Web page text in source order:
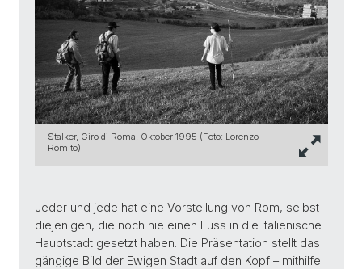
Stalker, Giro di Roma, Oktober 1995 (Foto: Lorenzo
Romito)
Jeder und jede hat eine Vorstellung von Rom, selbst
diejenigen, die noch nie einen Fuss in die italienische
Hauptstadt gesetzt haben. Die Präsentation stellt das
gängige Bild der Ewigen Stadt auf den Kopf – mithilfe